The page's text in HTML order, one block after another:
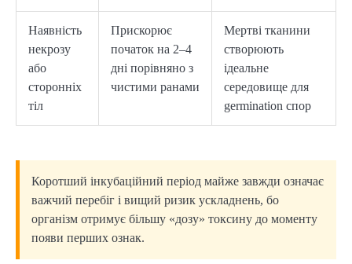
Наявність
некрозу
або
сторонніх
тіл
Прискорює
початок на 2–4
дні порівняно з
чистими ранами
Мертві тканини
створюють
ідеальне
середовище для
germination спор
Коротший інкубаційний період майже завжди означає
важчий перебіг і вищий ризик ускладнень, бо
організм отримує більшу «дозу» токсину до моменту
появи перших ознак.